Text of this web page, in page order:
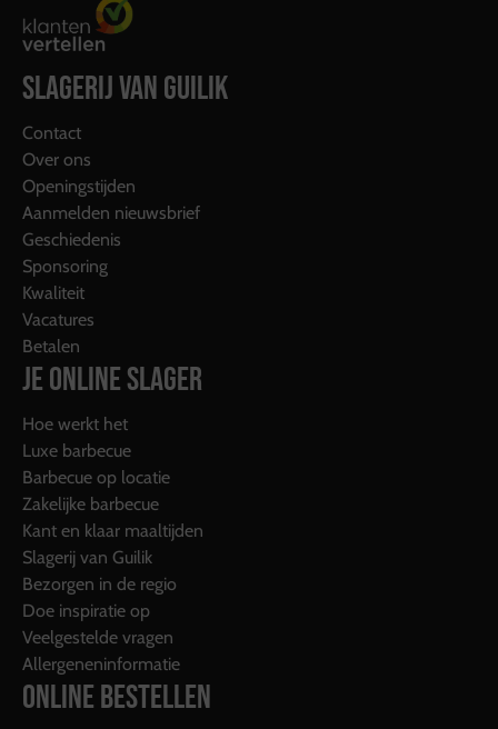
SLAGERIJ VAN GUILIK
Contact
Over ons
Openingstijden
Aanmelden nieuwsbrief
Geschiedenis
Sponsoring
Kwaliteit
Vacatures
Betalen
JE ONLINE SLAGER
Hoe werkt het
Luxe barbecue
Barbecue op locatie
Zakelijke barbecue
Kant en klaar maaltijden
Slagerij van Guilik
Bezorgen in de regio
Doe inspiratie op
Veelgestelde vragen
Allergeneninformatie
ONLINE BESTELLEN